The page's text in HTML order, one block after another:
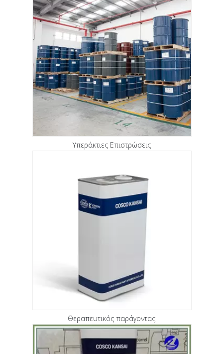
Υπεράκτιες Επιστρώσεις
Θεραπευτικός παράγοντας